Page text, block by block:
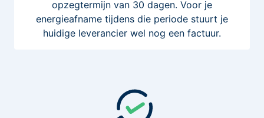
opzegtermijn van 30 dagen. Voor je
energieafname tijdens die periode stuurt je
huidige leverancier wel nog een factuur.